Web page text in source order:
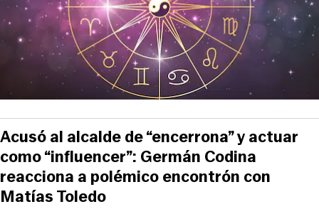
Acusó al alcalde de “encerrona” y actuar
como “influencer”: Germán Codina
reacciona a polémico encontrón con
Matías Toledo